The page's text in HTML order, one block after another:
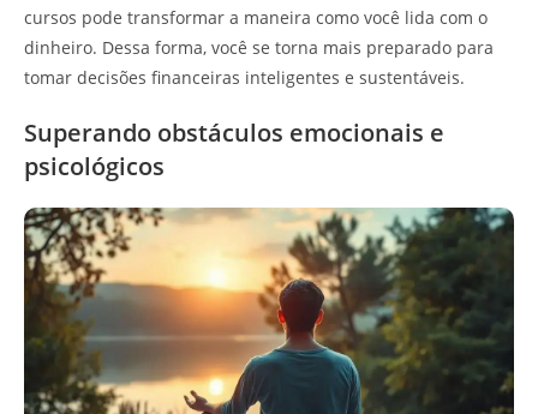
cursos pode transformar a maneira como você lida com o
dinheiro. Dessa forma, você se torna mais preparado para
tomar decisões financeiras inteligentes e sustentáveis.
Superando obstáculos emocionais e
psicológicos